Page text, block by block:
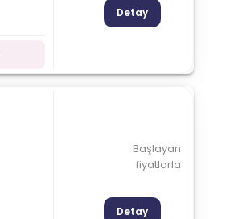
Detay
Başlayan
fiyatlarla
Detay